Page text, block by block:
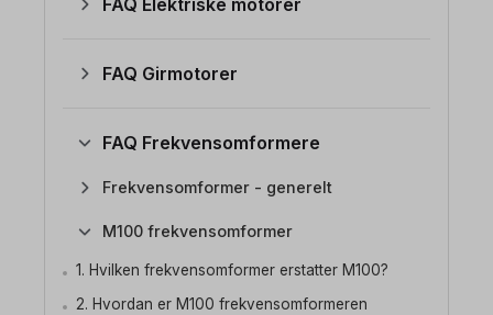
FAQ Elektriske motorer
FAQ Girmotorer
FAQ Frekvensomformere
Frekvensomformer - generelt
M100 frekvensomformer
1. Hvilken frekvensomformer erstatter M100?
2. Hvordan er M100 frekvensomformeren